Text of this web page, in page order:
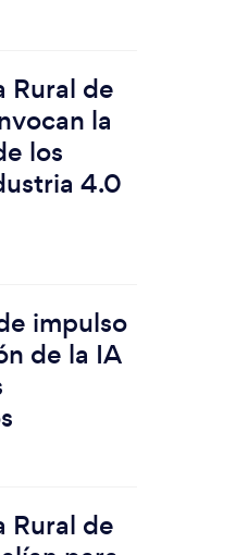
Rural de
la
los
4.0
impulso
de la IA
Rural de